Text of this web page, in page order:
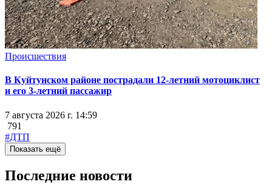
Происшествия
В Куйтунском районе пострадали 12-летний мотоциклист
и его 3-летний пассажир
7 августа 2026 г. 14:59
791
#ДТП
Показать ещё
Последние новости